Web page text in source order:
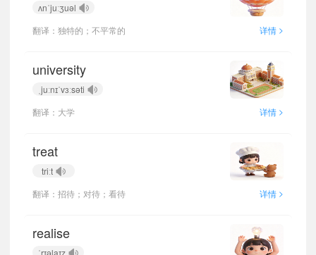
ʌnˈjuːʒuəl
翻译：独特的；不平常的
详情 >
university
ˌjuːnɪˈvɜːsəti
翻译：大学
详情 >
treat
triːt
翻译：招待；对待；看待
详情 >
realise
ˈrɪəlaɪz